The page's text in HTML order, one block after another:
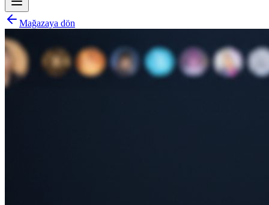
Mağazaya dön